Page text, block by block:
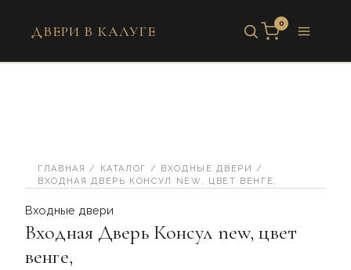
ДВЕРИ В КАЛУГЕ 0
ГЛАВНАЯ / КАТАЛОГ / ВХОДНЫЕ ДВЕРИ
/
ВХОДНАЯ ДВЕРЬ КОНСУЛ NEW, ЦВЕТ ВЕНГЕ,
Входные двери
Входная Дверь Консул new, цвет
венге,
венге,